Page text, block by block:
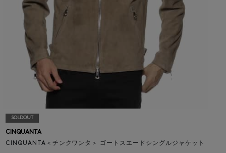
SOLDOUT
CINQUANTA
CINQUANTA＜チンクワンタ＞ ゴートスエードシングルジャケット